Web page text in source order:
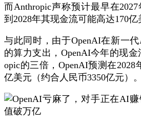
而Anthropic声称预计最早在
到2028年其现金流可能高达170亿
与此同时，由于OpenAI在新一
的算力支出，OpenAI今年的现
opic的三倍，OpenAI预测在2028
亿美元（约合人民币3350亿元）。